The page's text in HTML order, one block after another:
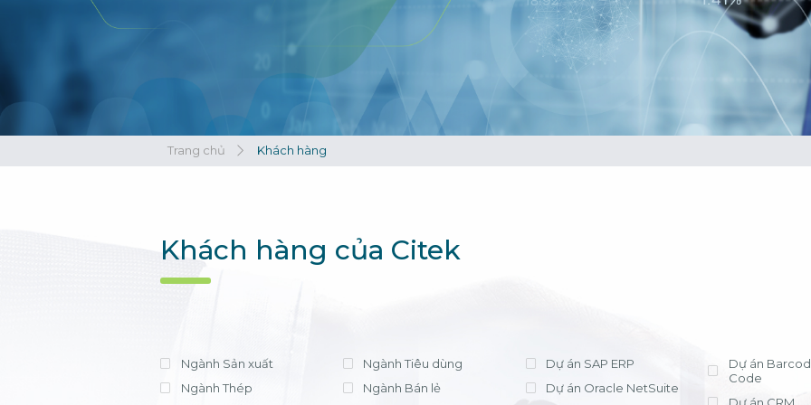
tháng, chi phí
phí license
ứng dụng
cần lựa chọn
triển khai có
Xem chi tiết
Bà Nguyễn
Trưởng Phòng
- Công ty
Trang chủ Khách hàng
Khách hàng của Citek
Ngành Sản xuất
Ngành Thép
Ngành Tiêu dùng
Ngành Bán lẻ
Dự án SAP ERP
Dự án Oracle NetSuite
Dự án
Code